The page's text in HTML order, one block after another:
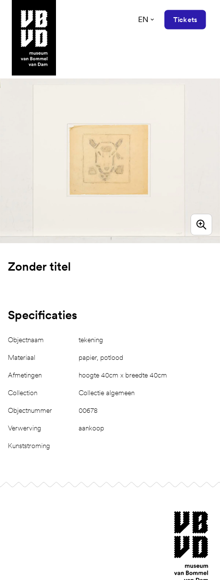
museum van Bommel van Dam
EN Tickets
Zonder titel
Specificaties
Objectnaam tekening
Materiaal papier, potlood
Afmetingen hoogte 40cm x breedte 40cm
Collection Collectie algemeen
Objectnummer 00678
Verwerving aankoop
Kunststroming
museum van